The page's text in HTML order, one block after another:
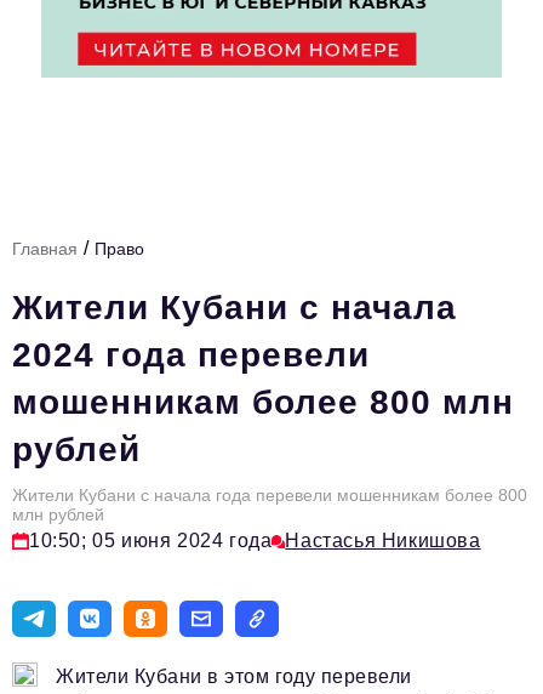
Категории:
Финансы
Стиль жизни
Цитаты
Аналитика
Главное
Интервью
Сделано в России
Право
Авто
Персона
Главная / Право
Жители Кубани с начала
2024 года перевели
мошенникам более 800 млн
рублей
Жители Кубани с начала года перевели мошенникам более 800
млн рублей
10:50; 05 июня 2024 года Настасья Никишова
Жители Кубани в этом году перевели